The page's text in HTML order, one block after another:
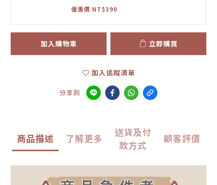
優惠價 NT$390
加入購物車 立即購買
加入追蹤清單
分享到
商品描述 了解更多
送貨及付
款方式
顧客評價